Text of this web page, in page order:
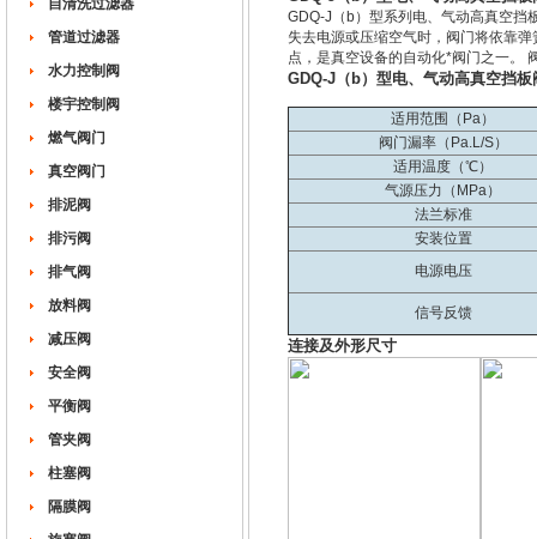
自清洗过滤器
管道过滤器
水力控制阀
楼宇控制阀
燃气阀门
真空阀门
排泥阀
排污阀
排气阀
放料阀
减压阀
安全阀
平衡阀
管夹阀
柱塞阀
隔膜阀
GDQ-J（b）型系列电、气动高真空挡
失去电源或压缩空气时，阀门将依靠
点，是真空设备的自动化*阀门之一。
GDQ-J（b）型电、气动高真空挡
适用范围（Pa）
阀门漏率（Pa.L/S）
适用温度（℃）
气源压力（MPa）
法兰标准
安装位置
电源电压
信号反馈
连接及外形尺寸